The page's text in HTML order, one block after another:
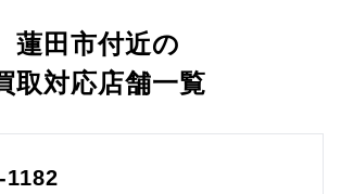
蓮田市付近の
取対応店舗一覧
1182